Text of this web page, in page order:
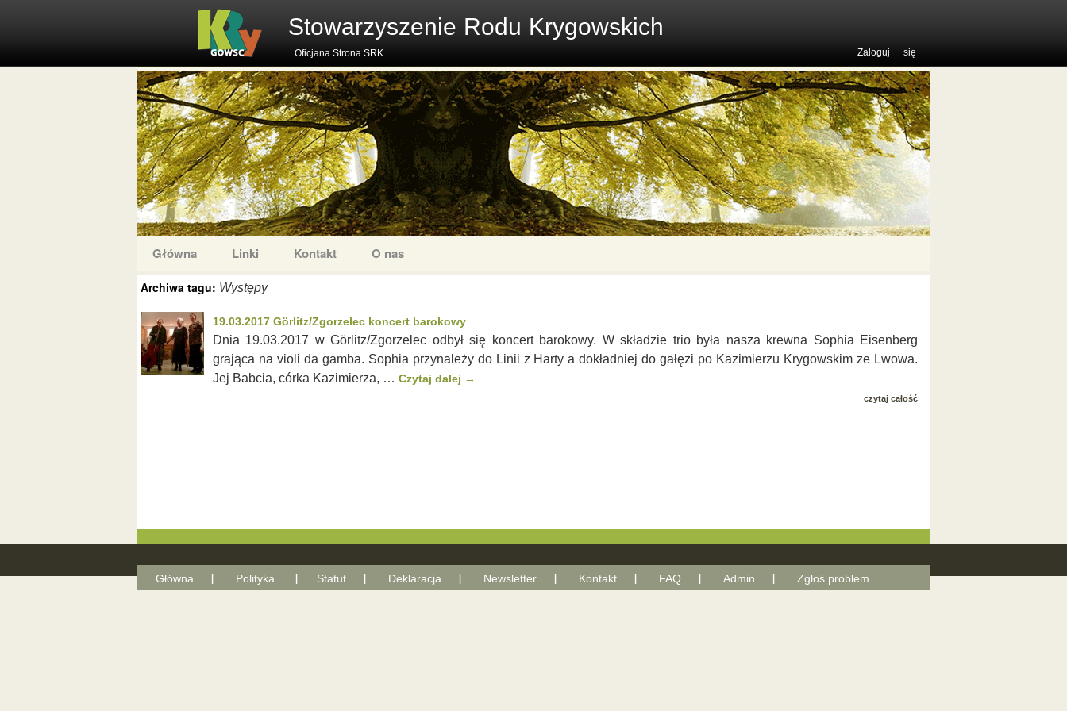
Stowarzyszenie Rodu Krygowskich
Oficjana Strona SRK Zaloguj się
Główna Linki Kontakt O nas
Archiwa tagu: Występy
19.03.2017 Görlitz/Zgorzelec koncert barokowy
Dnia 19.03.2017 w Görlitz/Zgorzelec odbył się koncert barokowy. W składzie trio była nasza krewna Sophia Eisenberg
grająca na violi da gamba. Sophia przynależy do Linii z Harty a dokładniej do gałęzi po Kazimierzu Krygowskim ze Lwowa.
Jej Babcia, córka Kazimierza, … Czytaj dalej →
czytaj całość
Główna Polityka Statut Deklaracja Newsletter Kontakt FAQ Admin Zgłoś problem
With Google+ plugin by Geoff Janes